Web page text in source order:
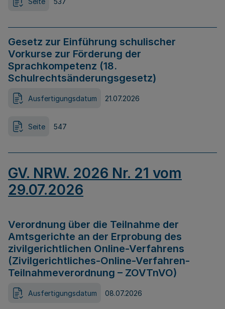
Gesetz zur Einführung schulischer
Vorkurse zur Förderung der
Sprachkompetenz (18.
Schulrechtsänderungsgesetz)
Ausfertigungsdatum 21.07.2026
Seite 547
GV. NRW. 2026 Nr. 21 vom
29.07.2026
Verordnung über die Teilnahme der
Amtsgerichte an der Erprobung des
zivilgerichtlichen Online-Verfahrens
(Zivilgerichtliches-Online-Verfahren-
Teilnahmeverordnung – ZOVTnVO)
Ausfertigungsdatum 08.07.2026